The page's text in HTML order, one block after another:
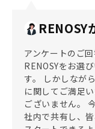
RENOSY
アンケートのご
RENOSYをお選
す。 しかしなが
に関してご満足
ございません。
社内で共有し、